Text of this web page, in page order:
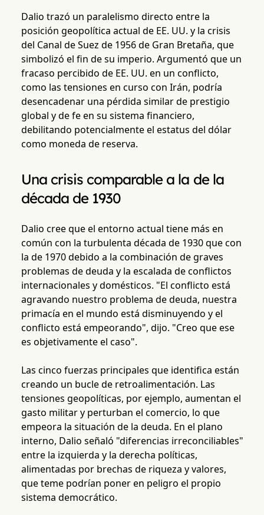
Dalio trazó un paralelismo directo entre la
posición geopolítica actual de EE. UU. y la crisis
del Canal de Suez de 1956 de Gran Bretaña, que
simbolizó el fin de su imperio. Argumentó que un
fracaso percibido de EE. UU. en un conflicto,
como las tensiones en curso con Irán, podría
desencadenar una pérdida similar de prestigio
global y de fe en su sistema financiero,
debilitando potencialmente el estatus del dólar
como moneda de reserva.
Una crisis comparable a la de la
década de 1930
Dalio cree que el entorno actual tiene más en
común con la turbulenta década de 1930 que con
la de 1970 debido a la combinación de graves
problemas de deuda y la escalada de conflictos
internacionales y domésticos. "El conflicto está
agravando nuestro problema de deuda, nuestra
primacía en el mundo está disminuyendo y el
conflicto está empeorando", dijo. "Creo que ese
es objetivamente el caso".
Las cinco fuerzas principales que identifica están
creando un bucle de retroalimentación. Las
tensiones geopolíticas, por ejemplo, aumentan el
gasto militar y perturban el comercio, lo que
empeora la situación de la deuda. En el plano
interno, Dalio señaló "diferencias irreconciliables"
entre la izquierda y la derecha políticas,
alimentadas por brechas de riqueza y valores,
que teme podrían poner en peligro el propio
sistema democrático.